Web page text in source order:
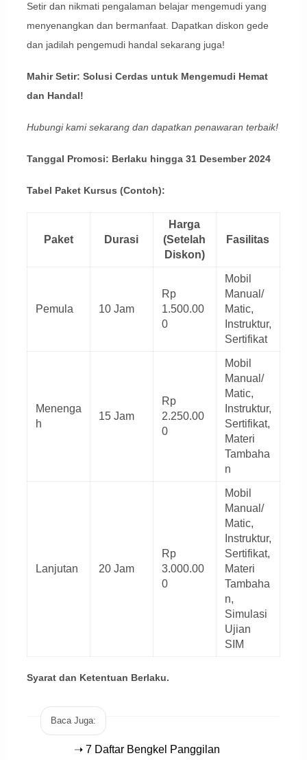
Setir dan nikmati pengalaman belajar mengemudi yang
menyenangkan dan bermanfaat. Dapatkan diskon gede
dan jadilah pengemudi handal sekarang juga!
Mahir Setir: Solusi Cerdas untuk Mengemudi Hemat
dan Handal!
Hubungi kami sekarang dan dapatkan penawaran terbaik!
Tanggal Promosi: Berlaku hingga 31 Desember 2024
Tabel Paket Kursus (Contoh):
Paket Durasi
Harga
(Setelah
Diskon)
Fasilitas
Pemula 10 Jam
Rp
1.500.00
0
Mobil
Manual/
Matic,
Instruktur,
Sertifikat
Menenga
h
15 Jam
Rp
2.250.00
0
Mobil
Manual/
Matic,
Instruktur,
Sertifikat,
Materi
Tambaha
n
Lanjutan 20 Jam
Rp
3.000.00
0
Mobil
Manual/
Matic,
Instruktur,
Sertifikat,
Materi
Tambaha
n,
Simulasi
Ujian
SIM
Syarat dan Ketentuan Berlaku.
Baca Juga:
➝ 7 Daftar Bengkel Panggilan